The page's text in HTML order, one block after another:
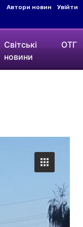
Автори новин Увійти
Світські
новини
ОТГ